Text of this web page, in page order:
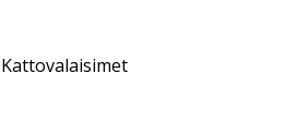
Kattovalaisimet